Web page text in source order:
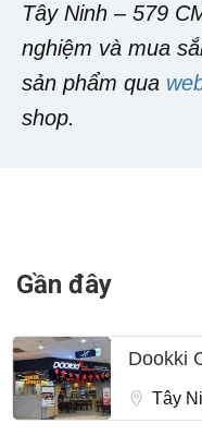
Tây Ninh – 579
nghiệm và mua
sản phẩm qua
shop.
Gần đây
Dookki
Tây